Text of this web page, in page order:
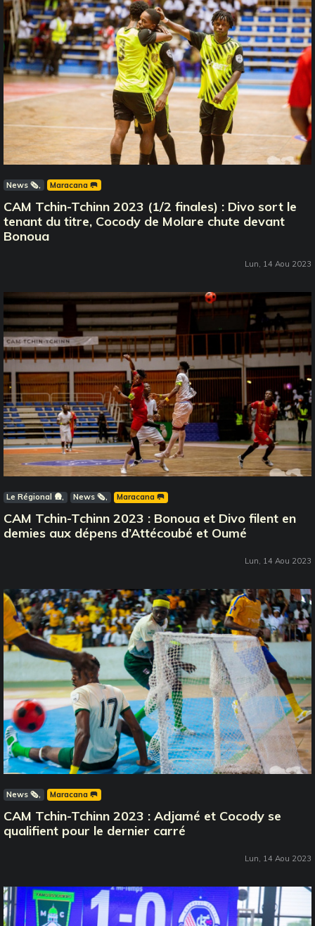
News 🗞️ Maracana 🥅
CAM Tchin-Tchinn 2023 (1/2 finales) : Divo sort le
tenant du titre, Cocody de Molare chute devant
Bonoua
Lun, 14 Aou 2023
Le Régional 🛖 News 🗞️ Maracana 🥅
CAM Tchin-Tchinn 2023 : Bonoua et Divo filent en
demies aux dépens d’Attécoubé et Oumé
Lun, 14 Aou 2023
News 🗞️ Maracana 🥅
CAM Tchin-Tchinn 2023 : Adjamé et Cocody se
qualifient pour le dernier carré
Lun, 14 Aou 2023